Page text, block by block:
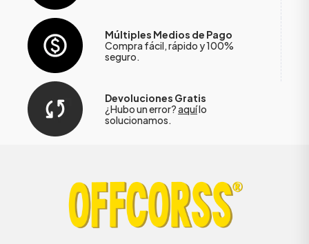
Múltiples Medios de Pago
Compra fácil, rápido y 100%
seguro.
Devoluciones Gratis
¿Hubo un error?aquílo
solucionamos.